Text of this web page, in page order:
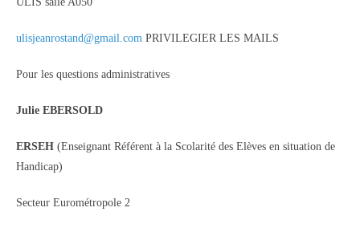
ulisjeanrostand@gmail.com PRIVILEGIER LES MAILS
Pour les questions administratives
Julie EBERSOLD
ERSEH (Enseignant Référent à la Scolarité des Elèves en situation de
Handicap)
Secteur Eurométropole 2